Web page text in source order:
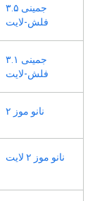
جمینی ۳.۵
فلش-لایت
جمینی ۳.۱
فلش-لایت
نانو موز ۲
نانو موز ۲ لایت